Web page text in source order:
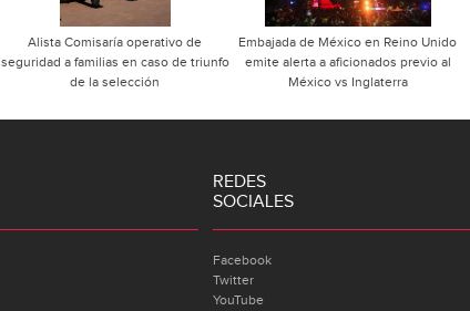
Alista Comisaría operativo de
seguridad a familias en caso de triunfo
de la selección
Embajada de México en Reino Unido
emite alerta a aficionados previo al
México vs Inglaterra
REDES
SOCIALES
Facebook
Twitter
YouTube